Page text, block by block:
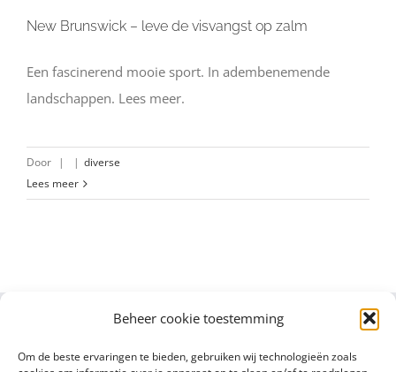
Beheer cookie toestemming
Om de beste ervaringen te bieden, gebruiken wij technologieën zoals
New Brunswick – leve de visvangst op zalm
Een fascinerend mooie sport. In adembenemende
landschappen. Lees meer.
Door | | diverse
Lees meer